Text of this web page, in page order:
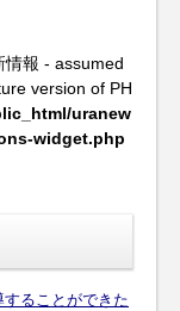
報 - assumed
version of PH
uranew
widget.php
することができた